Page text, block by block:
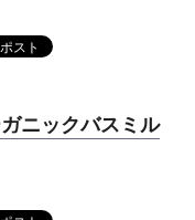
ニックバスミル